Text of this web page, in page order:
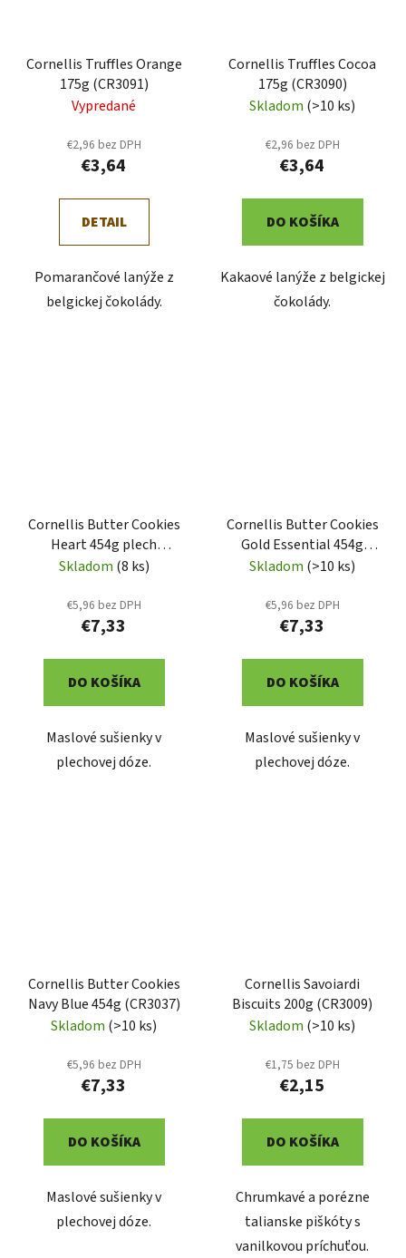
Cornellis Truffles Orange
175g (CR3091)
Vypredané
€2,96 bez DPH
€3,64
DETAIL
Pomarančové lanýže z
belgickej čokolády.
Cornellis Truffles Cocoa
175g (CR3090)
Skladom (>10 ks)
€2,96 bez DPH
€3,64
DO KOŠÍKA
Kakaové lanýže z belgickej
čokolády.
Cornellis Butter Cookies
Heart 454g plech
(CR3039)
Skladom (8 ks)
€5,96 bez DPH
€7,33
DO KOŠÍKA
Maslové sušienky v
plechovej dóze.
Cornellis Butter Cookies
Gold Essential 454g
plech (CR3038)
Skladom (>10 ks)
€5,96 bez DPH
€7,33
DO KOŠÍKA
Maslové sušienky v
plechovej dóze.
Cornellis Butter Cookies
Navy Blue 454g (CR3037)
Skladom (>10 ks)
€5,96 bez DPH
€7,33
DO KOŠÍKA
Maslové sušienky v
plechovej dóze.
Cornellis Savoiardi
Biscuits 200g (CR3009)
Skladom (>10 ks)
€1,75 bez DPH
€2,15
DO KOŠÍKA
Chrumkavé a porézne
talianske piškóty s
vanilkovou príchuťou.